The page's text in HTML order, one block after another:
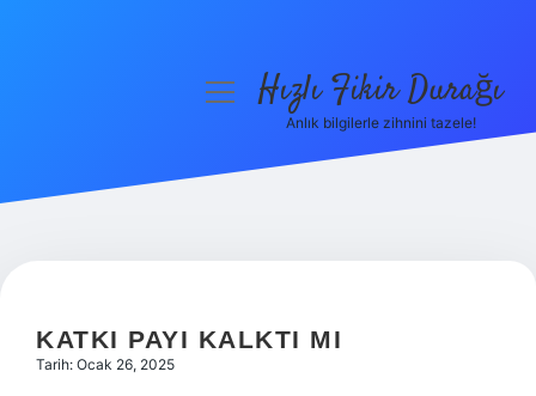
Hakkımızda
menüyüHızlı Fikir Durağı
Anlık bilgilerle zihnini tazele!
KATKI PAYI KALKTI MI
Tarih: Ocak 26, 2025